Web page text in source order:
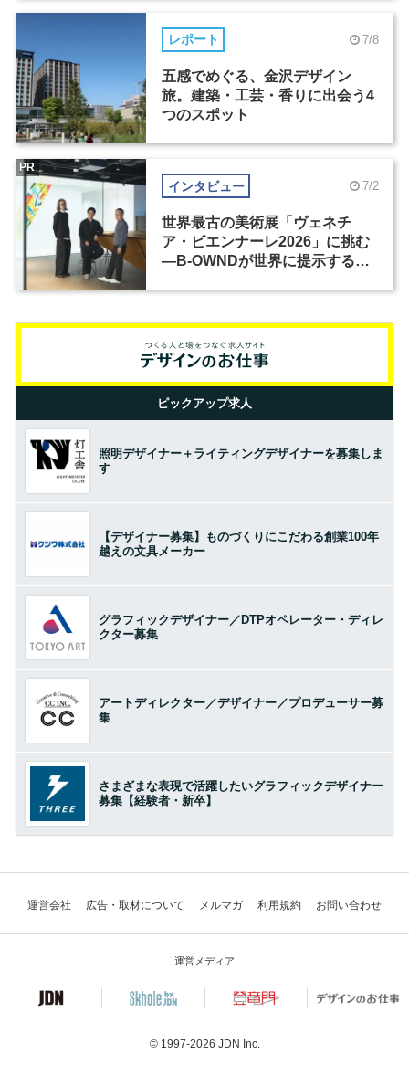
レポート 7/8
五感でめぐる、金沢デザイン
旅。建築・工芸・香りに出会う4
つのスポット
インタビュー 7/2
世界最古の美術展「ヴェネチ
ア・ビエンナーレ2026」に挑む
―B-OWNDが世界に提示する美
PR
ピックアップ求人
照明デザイナー＋ライティングデザイナーを募集しま
す
【デザイナー募集】ものづくりにこだわる創業100年
越えの文具メーカー
グラフィックデザイナー／DTPオペレーター・ディレ
クター募集
アートディレクター／デザイナー／プロデューサー募
集
さまざまな表現で活躍したいグラフィックデザイナー
募集【経験者・新卒】
運営会社 広告・取材について メルマガ 利用規約 お問い合わせ
運営メディア
© 1997-2026 JDN Inc.